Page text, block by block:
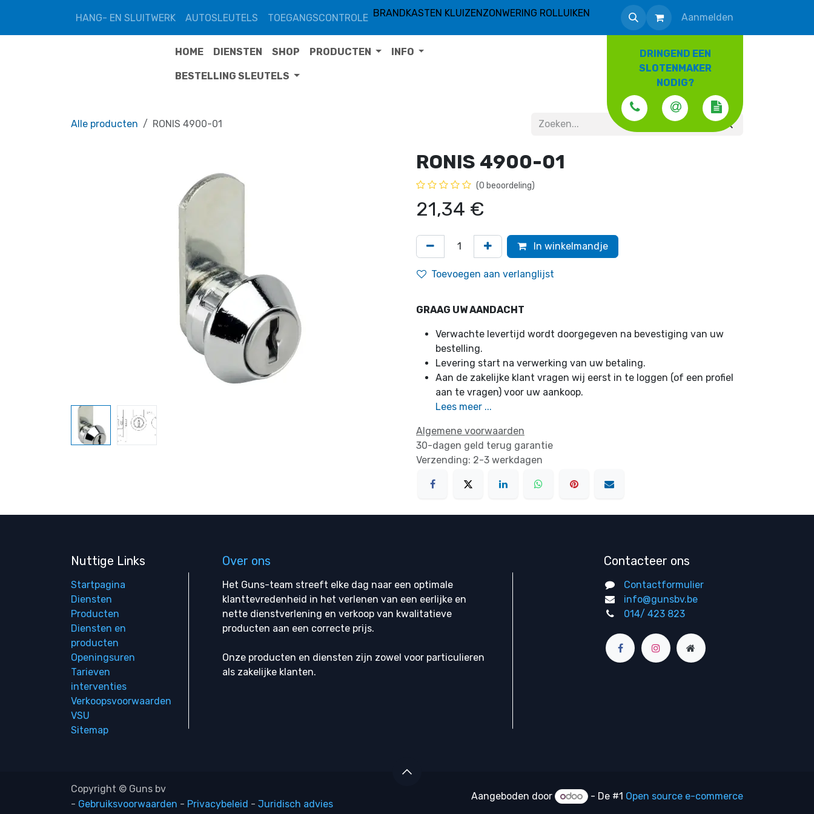
HANG- EN SLUITWERK
AUTOSLEUTELS TOEGANGSCONTROLE BRANDKASTEN KLUIZENZONWERING ROLLUIKEN Aanmelden
DRINGEND EEN
SLOTENMAKER
NODIG?
HOME DIENSTEN SHOP PRODUCTEN INFO
BESTELLING SLEUTELS
Alle producten RONIS 4900-01
RONIS 4900-01
(0 beoordeling)
21,34 €
In winkelmandje
Toevoegen aan verlanglijst
GRAAG UW AANDACHT
Verwachte levertijd wordt doorgegeven na bevestiging van uw
bestelling.
Levering start na verwerking van uw betaling.
Aan de zakelijke klant vragen wij eerst in te loggen (of een profiel
aan te vragen) voor uw aankoop.
Lees meer ...
Algemene voorwaarden
30-dagen geld terug garantie
Verzending: 2-3 werkdagen
Nuttige Links
Startpagina
Diensten
Producten
Diensten en
producten
Openingsuren
Tarieven
interventies
Verkoopsvoorwaarden
VSU
Sitemap
Over ons
Het Guns-team streeft elke dag naar een optimale
klanttevredenheid in het verlenen van een eerlijke en
nette dienstverlening en verkoop van kwalitatieve
producten aan een correcte prijs.
Onze producten en diensten zijn zowel voor particulieren
als zakelijke klanten.
Contacteer ons
Contactformulier
info@gunsbv.be
014/ 423 823
Copyright © Guns bv
- Gebruiksvoorwaarden - Privacybeleid - Juridisch advies
Aangeboden door - De #1 Open source e-commerce